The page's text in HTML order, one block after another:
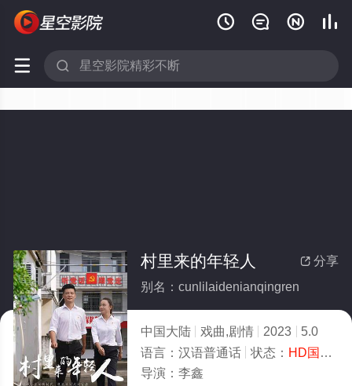
   
 
 分享
村里来的年轻人
别名：cunlilaidenianqingren
中国大陆 戏曲,剧情 2023
5.0
语言： 汉语普通话 状态： HD国语/高清
导演： 李鑫